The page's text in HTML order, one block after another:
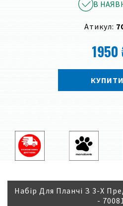
В
Атикул:
1950
КУПИТИ
Набір Для Планчі З 3-Х
-